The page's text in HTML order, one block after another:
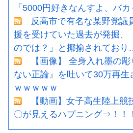
「5000円好きなんすよ、バカ
反高市で有名な某野党議
援を受けていた過去が発掘、
のでは？」と揶揄されてお
【画像】 全身入れ墨の
ない正論』を吐いて30万再生
ｗｗｗｗｗ
【動画】女子高生陸上
〇が見えるハプニング⇒！！